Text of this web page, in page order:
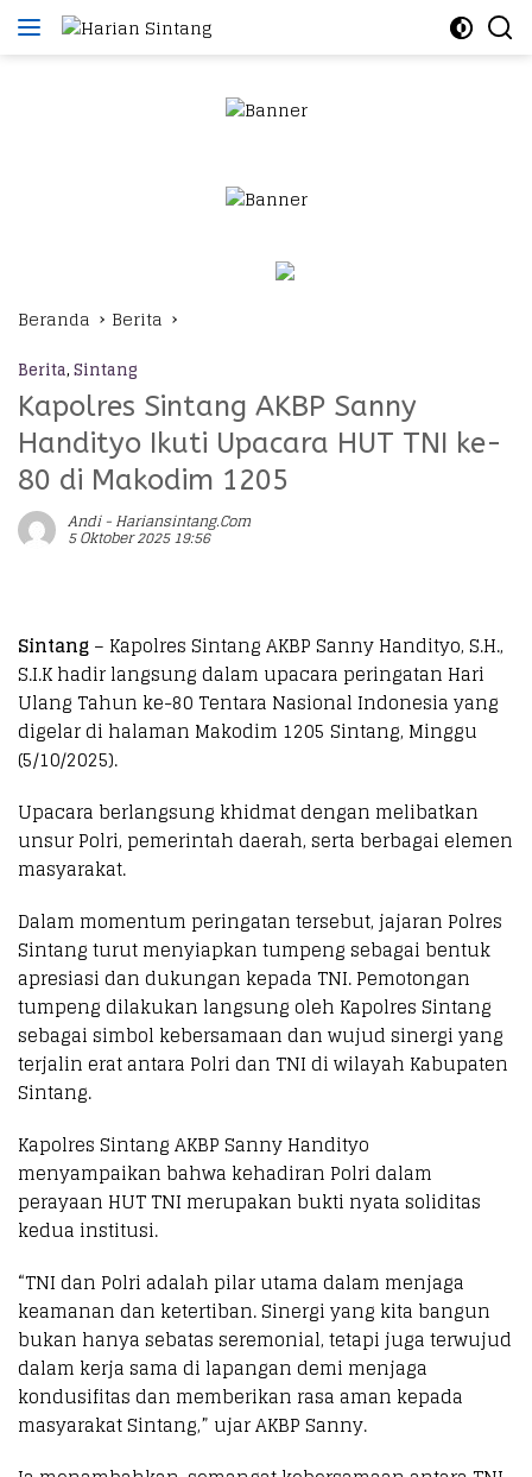
Langsung
ke
Beranda Berita
Berita,Sintang
Kapolres Sintang AKBP Sanny
Handityo Ikuti Upacara HUT TNI ke-
80 di Makodim 1205
Andi - Hariansintang.com
5 Oktober 2025 19:56
Sintang– Kapolres Sintang AKBP Sanny Handityo, S.H.,
S.I.K hadir langsung dalam upacara peringatan Hari
Ulang Tahun ke-80 Tentara Nasional Indonesia yang
digelar di halaman Makodim 1205 Sintang, Minggu
(5/10/2025).
Upacara berlangsung khidmat dengan melibatkan
unsur Polri, pemerintah daerah, serta berbagai elemen
masyarakat.
Dalam momentum peringatan tersebut, jajaran Polres
Sintang turut menyiapkan tumpeng sebagai bentuk
apresiasi dan dukungan kepada TNI. Pemotongan
tumpeng dilakukan langsung oleh Kapolres Sintang
sebagai simbol kebersamaan dan wujud sinergi yang
terjalin erat antara Polri dan TNI di wilayah Kabupaten
Sintang.
Kapolres Sintang AKBP Sanny Handityo
menyampaikan bahwa kehadiran Polri dalam
perayaan HUT TNI merupakan bukti nyata soliditas
kedua institusi.
“TNI dan Polri adalah pilar utama dalam menjaga
keamanan dan ketertiban. Sinergi yang kita bangun
bukan hanya sebatas seremonial, tetapi juga terwujud
dalam kerja sama di lapangan demi menjaga
kondusifitas dan memberikan rasa aman kepada
masyarakat Sintang,” ujar AKBP Sanny.